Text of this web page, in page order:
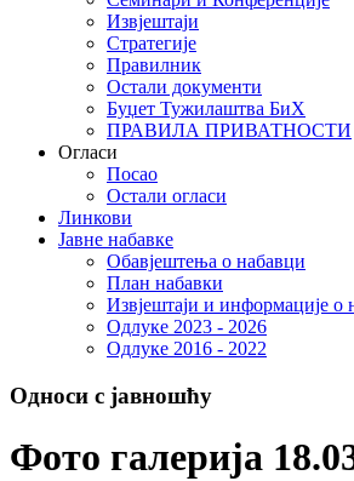
Извјештаји
Стратегије
Правилник
Остали документи
Буџет Тужилаштва БиХ
ПРАВИЛА ПРИВАТНОСТИ
Огласи
Посао
Остали огласи
Линкови
Јавне набавке
Обавјештења о набавци
План набавки
Извјештаји и информације о
Одлуке 2023 - 2026
Одлуке 2016 - 2022
Односи с јавношћу
Фото галерија